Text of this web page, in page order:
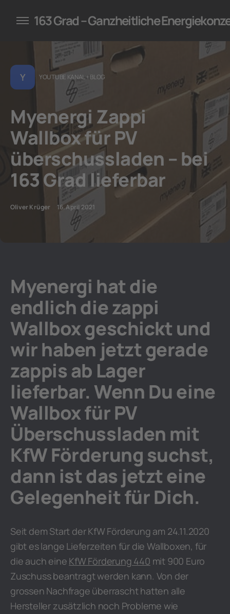
für Unternehmen
163 Grad – Ganzheitliche
Y YOUTUBE KANAL + BLOG
Myenergi Zappi
Wallbox für PV
überschussladen – bei
163 Grad lieferbar
Oliver Krüger 16. April 2021
Myenergi hat die
endlich die zappi
Wallbox geschickt und
wir haben jetzt gerade
zappis ab Lager
lieferbar. Wenn Du eine
Wallbox für PV
Überschussladen mit
KfW Förderung suchst,
dann ist das jetzt eine
Gelegenheit für Dich.
Seit dem Start der KfW Förderung am 24.11.2020
gibt es lange Lieferzeiten für die Wallboxen, für
die auch eine KfW Förderung 440 mit 900 Euro
Zuschuss beantragt werden kann. Von der
grossen Nachfrage überrascht hatten alle
Hersteller zusätzlich noch Probleme wie